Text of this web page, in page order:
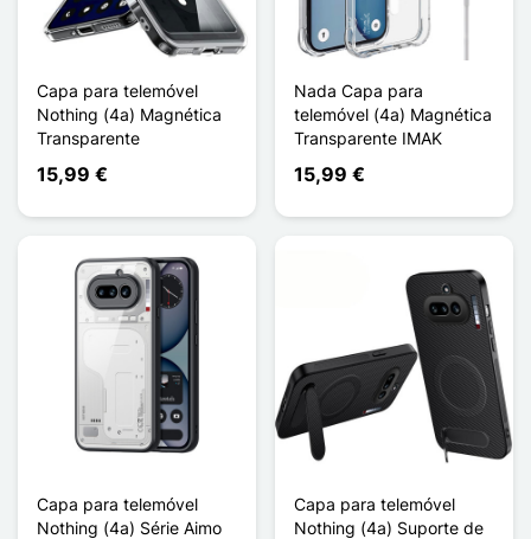
Capa para telemóvel
Nothing (4a) Magnética
Transparente
15,99 €
Nada Capa para
telemóvel (4a) Magnética
Transparente IMAK
15,99 €
Capa para telemóvel
Nothing (4a) Série Aimo
Capa para telemóvel
Nothing (4a) Suporte de